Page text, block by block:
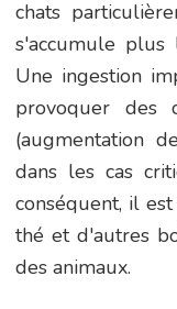
chats
s'accumule plus
Une ingestion
provoquer des
(augmentation
dans les cas
conséquent, il
thé et d'autres
des animaux.